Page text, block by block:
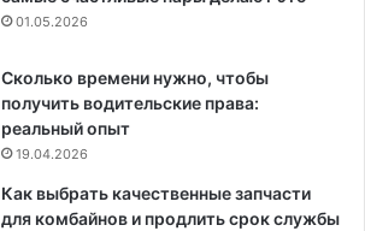
01.05.2026
Сколько времени нужно, чтобы
получить водительские права:
реальный опыт
19.04.2026
Как выбрать качественные запчасти
для комбайнов и продлить срок службы